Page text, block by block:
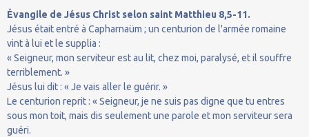
Évangile de Jésus Christ selon saint Matthieu 8,5-11.
Jésus était entré à Capharnaüm ; un centurion de l'armée romaine
vint à lui et le supplia :
« Seigneur, mon serviteur est au lit, chez moi, paralysé, et il souffre
terriblement. »
Jésus lui dit : « Je vais aller le guérir. »
Le centurion reprit : « Seigneur, je ne suis pas digne que tu entres
sous mon toit, mais dis seulement une parole et mon serviteur sera
guéri.